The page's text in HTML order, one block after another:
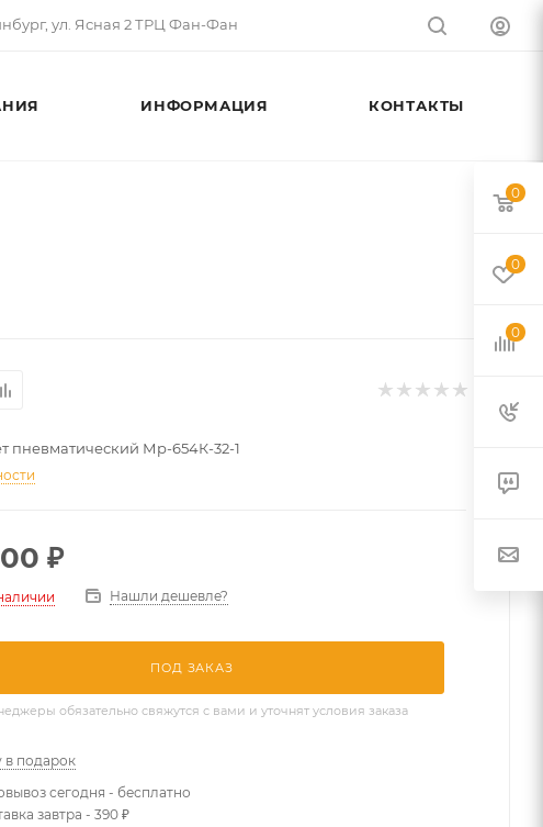
ул. Ясная 2 ТРЦ Фан-Фан
ИНФОРМАЦИЯ КОНТАКТЫ
пневматический Мр-654К-32-1
₽
Нашли дешевле?
ПОД ЗАКАЗ
обязательно свяжутся с вами и уточнят условия заказа
в подарок
сегодня - бесплатно
завтра - 390 ₽
0
0
0